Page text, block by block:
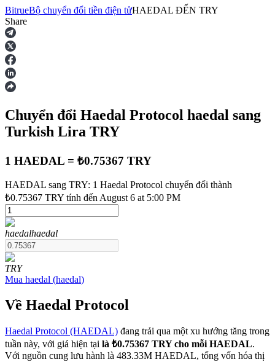
Hợp đồng tương lai
USDT Futures
Futures sử dụng USDT làm tài sản thế chấp
COIN-M Futures
Futures sử dụng token làm tài sản thế chấp
BitrueBộ chuyển đổi tiền điện tửHAEDAL ĐẾN TRY
Share
Chuyển đổi Haedal Protocol haedal sang
Turkish Lira TRY
1 HAEDAL = ₺0.75367 TRY
HAEDAL sang TRY: 1 Haedal Protocol chuyển đổi thành
₺0.75367 TRY tính đến August 6 at 5:00 PM
haedalhaedal
TRY
Mua haedal (haedal)
Về Haedal Protocol
Haedal Protocol (HAEDAL) đang trải qua một xu hướng tăng trong
tuần này, với giá hiện tại là ₺0.75367 TRY cho mỗi HAEDAL.
Với nguồn cung lưu hành là 483.33M HAEDAL, tổng vốn hóa thị